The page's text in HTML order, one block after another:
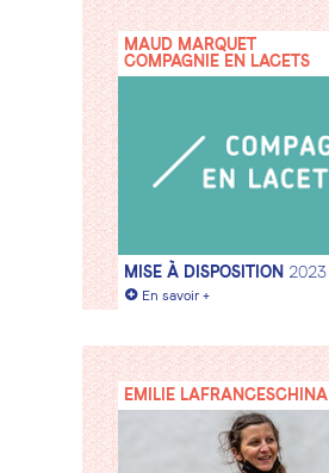
MAUD MARQUET
COMPAGNIE EN LACETS
MISE À DISPOSITION 2023
+ En savoir +
EMILIE LAFRANCESCHINA